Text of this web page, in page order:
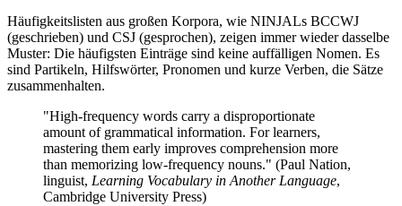
Häufigkeitslisten aus großen Korpora, wie NINJALs BCCWJ
(geschrieben) und CSJ (gesprochen), zeigen immer wieder dasselbe
Muster: Die häufigsten Einträge sind keine auffälligen Nomen. Es
sind Partikeln, Hilfswörter, Pronomen und kurze Verben, die Sätze
zusammenhalten.
"High-frequency words carry a disproportionate
amount of grammatical information. For learners,
mastering them early improves comprehension more
than memorizing low-frequency nouns." (Paul Nation,
linguist, Learning Vocabulary in Another Language,
Cambridge University Press)